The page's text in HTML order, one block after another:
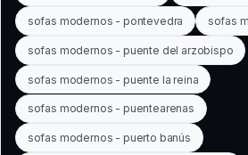
sofas modernos - pontevedra sofas
sofas modernos - puente del arzobispo
sofas modernos - puente la reina
sofas modernos - puentearenas
sofas modernos - puerto banús